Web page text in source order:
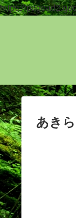
https://
あき